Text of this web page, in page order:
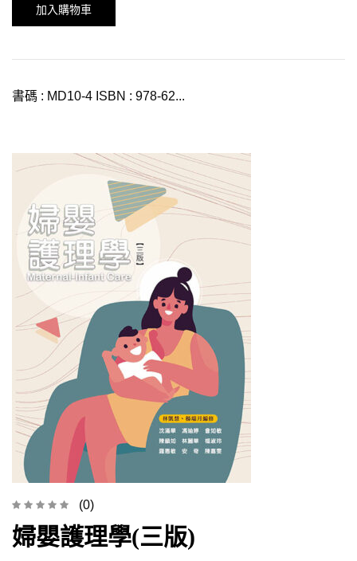
加入購物車
書碼 : MD10-4 ISBN : 978-62...
(0)
婦嬰護理學(三版)